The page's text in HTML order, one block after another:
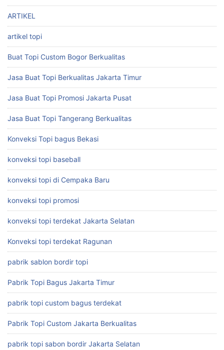
ARTIKEL
artikel topi
Buat Topi Custom Bogor Berkualitas
Jasa Buat Topi Berkualitas Jakarta Timur
Jasa Buat Topi Promosi Jakarta Pusat
Jasa Buat Topi Tangerang Berkualitas
Konveksi Topi bagus Bekasi
konveksi topi baseball
konveksi topi di Cempaka Baru
konveksi topi promosi
konveksi topi terdekat Jakarta Selatan
Konveksi topi terdekat Ragunan
pabrik sablon bordir topi
Pabrik Topi Bagus Jakarta Timur
pabrik topi custom bagus terdekat
Pabrik Topi Custom Jakarta Berkualitas
pabrik topi sabon bordir Jakarta Selatan